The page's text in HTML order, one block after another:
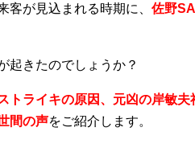
客が見込まれる時期に、 佐野
起きたのでしょうか？
トライキの原因、元凶の岸敏
間の声をご紹介します。